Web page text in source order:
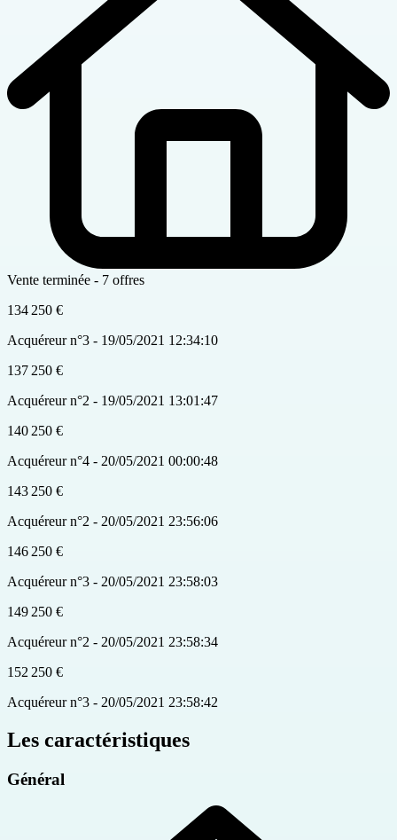
Vente terminée - 7 offres
134 250 €
Acquéreur n°3 - 19/05/2021 12:34:10
137 250 €
Acquéreur n°2 - 19/05/2021 13:01:47
140 250 €
Acquéreur n°4 - 20/05/2021 00:00:48
143 250 €
Acquéreur n°2 - 20/05/2021 23:56:06
146 250 €
Acquéreur n°3 - 20/05/2021 23:58:03
149 250 €
Acquéreur n°2 - 20/05/2021 23:58:34
152 250 €
Acquéreur n°3 - 20/05/2021 23:58:42
Les caractéristiques
Général